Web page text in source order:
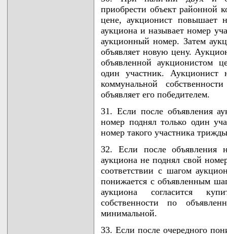
приобрести объект районной
цене, аукционист повышает
аукциона и называет номер
аукционный номер. Затем
объявляет новую цену.
объявленной аукционистом
один участник. Аукционист
коммунальной
объявляет его победителем.
31. Если после объявления
номер поднял только один
номер такого участника
32. Если после объявления
аукциона не поднял свой
соответствии с шагом
понижается с объявленным
аукциона согласится
собственности по
минимальной.
33. Если после очередного